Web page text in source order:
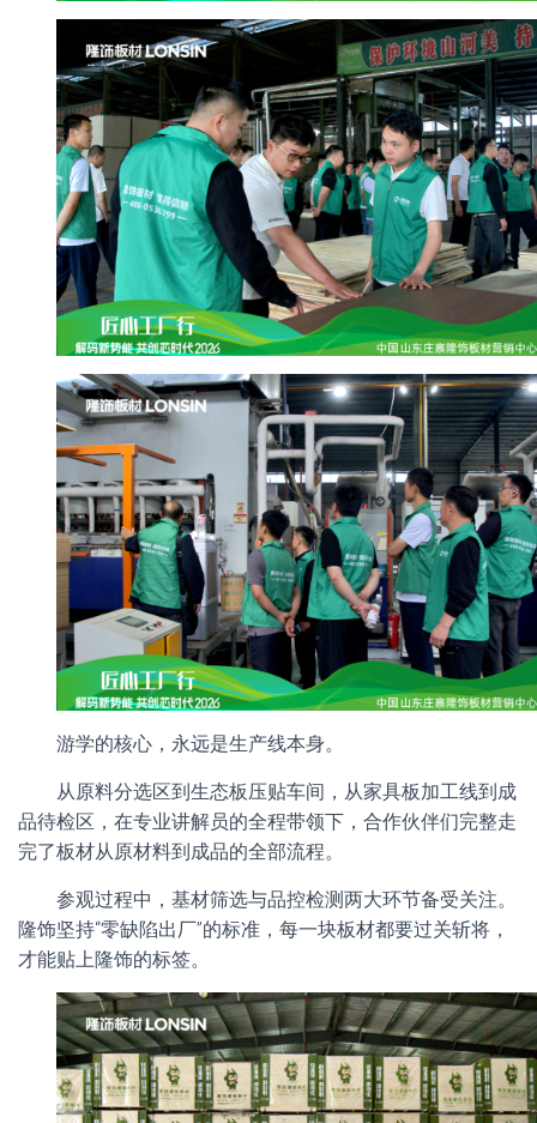
游学的核心，永远是生产线本身。
从原料分选区到生态板压贴车间，从家具板加工线到成
品待检区，在专业讲解员的全程带领下，合作伙伴们完整走
完了板材从原材料到成品的全部流程。
参观过程中，基材筛选与品控检测两大环节备受关注。
隆饰坚持“零缺陷出厂”的标准，每一块板材都要过关斩将，
才能贴上隆饰的标签。